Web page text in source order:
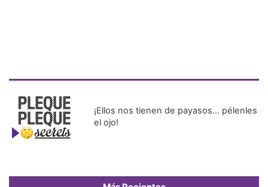
¡Ellos nos tienen de payasos… pélenles
el ojo!